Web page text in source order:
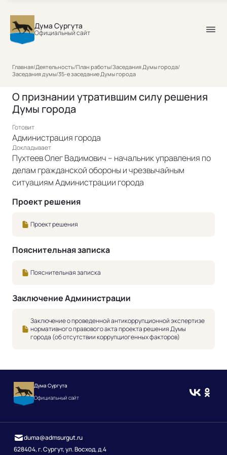
Дума Сургута
Официальный сайт
Главная/Деятельность/План работы/Заседания Думы города/
Заседания думы/35-е заседание Думы города
О признании утратившим силу решения
Думы города
Готовит
Администрация города
Докладывает
Пухтеев Олег Вадимович – начальник управления по
делам гражданской обороны и чрезвычайным
ситуациям Администрации города
Проект решения
Проект решения
Пояснительная записка
Пояснительная записка
Заключение Администрации
Заключение о проведенной антикоррупционной экспертизе
нормативного правового акта проекта решения Думы
города (об отсутствии коррупциогенных факторов)
Дума Сургута
Официальный сайт
628404, г. Сургут, ул. Восход, д.4
duma@admsurgut.ru